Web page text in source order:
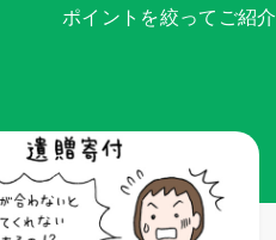
ポイントを絞ってご紹介